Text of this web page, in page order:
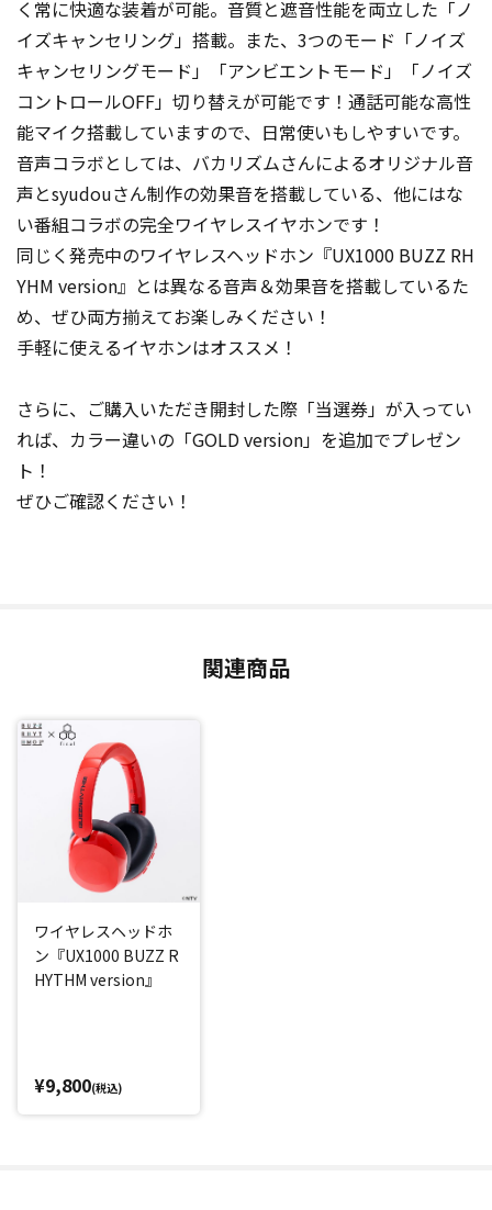
く常に快適な装着が可能。音質と遮音性能を両立した「ノ
イズキャンセリング」搭載。また、3つのモード「ノイズ
キャンセリングモード」「アンビエントモード」「ノイズ
コントロールOFF」切り替えが可能です！通話可能な高性
能マイク搭載していますので、日常使いもしやすいです。
音声コラボとしては、バカリズムさんによるオリジナル音
声とsyudouさん制作の効果音を搭載している、他にはな
い番組コラボの完全ワイヤレスイヤホンです！
同じく発売中のワイヤレスヘッドホン『UX1000 BUZZ RH
YHM version』とは異なる音声＆効果音を搭載しているた
め、ぜひ両方揃えてお楽しみください！
手軽に使えるイヤホンはオススメ！
さらに、ご購入いただき開封した際「当選券」が入ってい
れば、カラー違いの「GOLD version」を追加でプレゼン
ト！
ぜひご確認ください！
関連商品
ワイヤレスヘッドホ
ン『UX1000 BUZZ R
HYTHM version』
¥9,800(税込)